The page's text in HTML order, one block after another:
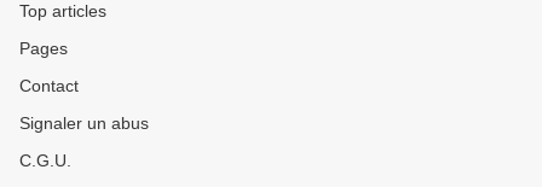
Top articles
Pages
Contact
Signaler un abus
C.G.U.